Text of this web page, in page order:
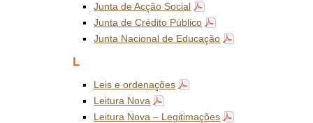
Junta de Acção Social
Junta de Crédito Público
Junta Nacional de Educação
L
Leis e ordenações
Leitura Nova
Leitura Nova – Legitimações